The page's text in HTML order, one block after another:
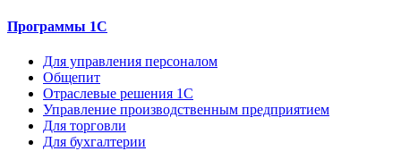
Программы 1С
Для управления персоналом
Общепит
Отраслевые решения 1С
Управление производственным предприятием
Для торговли
Для бухгалтерии